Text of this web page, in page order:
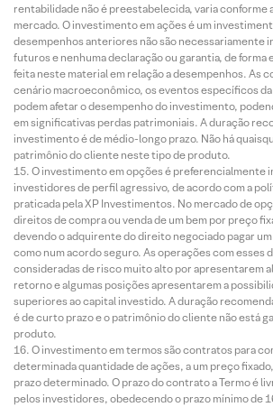
rentabilidade não é preestabelecida, varia conforme
mercado. O investimento em ações é um
desempenhos anteriores não são necessariamente
futuros e nenhuma declaração ou garantia, de forma
feita neste material em relação a desempenhos. As
cenário macroeconômico, os eventos específicos
podem afetar o desempenho do investimento,
em significativas perdas patrimoniais. A duração
investimento é de médio-longo prazo. Não há
patrimônio do cliente neste tipo de produto.
O investimento em opções é preferencialmente
investidores de perfil agressivo, de acordo com a
praticada pela XP Investimentos. No mercado de
direitos de compra ou venda de um bem por preço
devendo o adquirente do direito negociado pagar
como num acordo seguro. As operações com esses
consideradas de risco muito alto por apresentarem
retorno e algumas posições apresentarem a
superiores ao capital investido. A duração
é de curto prazo e o patrimônio do cliente não está
produto.
O investimento em termos são contratos para
determinada quantidade de ações, a um preço
prazo determinado. O prazo do contrato a Termo é
pelos investidores, obedecendo o prazo mínimo de